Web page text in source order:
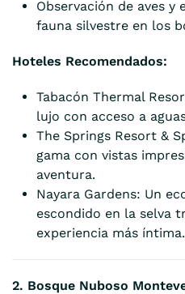
Observación de aves y
fauna silvestre en los
Hoteles Recomendados:
Tabacón Thermal
lujo con acceso a
The Springs Resort &
gama con vistas
aventura.
Nayara Gardens: Un
escondido en la selva
experiencia más íntima.
2. Bosque Nuboso